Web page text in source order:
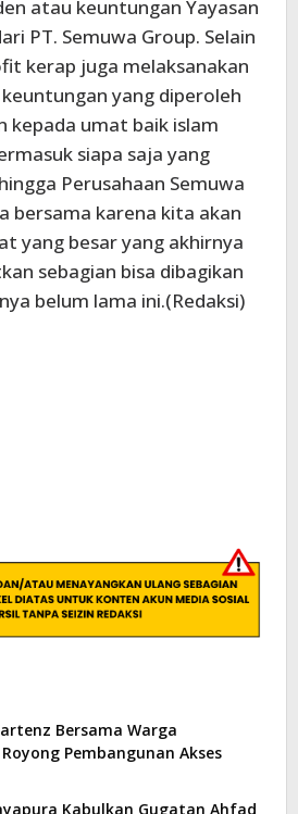
atau keuntungan Yayasan
PT. Semuwa Group. Selain
kerap juga melaksanakan
yang diperoleh
kepada umat baik islam
siapa saja yang
Perusahaan Semuwa
bersama karena kita akan
yang besar yang akhirnya
sebagian bisa dibagikan
belum lama ini.(Redaksi)
Bersama Warga
Pembangunan Akses
Kabulkan Gugatan Ahfad